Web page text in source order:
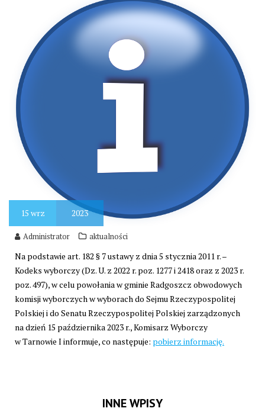
15 wrz 2023
Administrator aktualności
Na podstawie art. 182 § 7 ustawy z dnia 5 stycznia 2011 r. –
Kodeks wyborczy (Dz. U. z 2022 r. poz. 1277 i 2418 oraz z 2023 r.
poz. 497), w celu powołania w gminie Radgoszcz obwodowych
komisji wyborczych w wyborach do Sejmu Rzeczypospolitej
Polskiej i do Senatu Rzeczypospolitej Polskiej zarządzonych
na dzień 15 października 2023 r., Komisarz Wyborczy
w Tarnowie I informuje, co następuje: pobierz informację.
INNE WPISY